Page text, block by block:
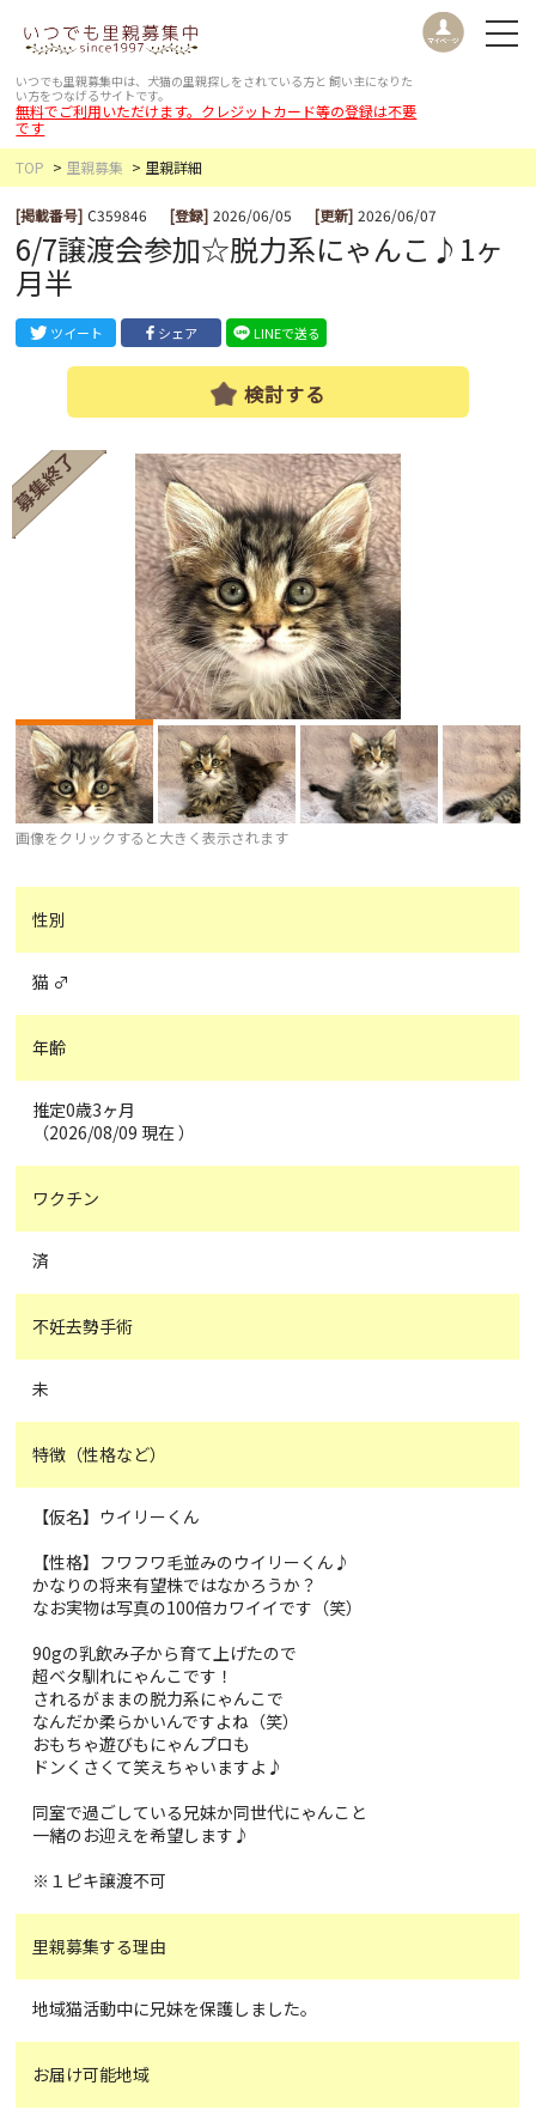
いつでも里親募集中は、犬猫の里親探しをされている方と 飼い主になりた
い方をつなげるサイトです。
無料でご利用いただけます。クレジットカード等の登録は不要
です
TOP
里親募集 里親詳細
[掲載番号] C359846 [登録] 2026/06/05 [更新] 2026/06/07
6/7譲渡会参加☆脱力系にゃんこ♪1ヶ
月半
ツイート シェア LINEで送る
検討する
画像をクリックすると大きく表示されます
性別
猫 ♂
年齢
推定0歳3ヶ月
（2026/08/09 現在 ）
ワクチン
済
不妊去勢手術
未
特徴（性格など）
【仮名】ウイリーくん
【性格】フワフワ毛並みのウイリーくん♪
かなりの将来有望株ではなかろうか？
なお実物は写真の100倍カワイイです（笑）
90gの乳飲み子から育て上げたので
超ベタ馴れにゃんこです！
されるがままの脱力系にゃんこで
なんだか柔らかいんですよね（笑）
おもちゃ遊びもにゃんプロも
ドンくさくて笑えちゃいますよ♪
同室で過ごしている兄妹か同世代にゃんこと
一緒のお迎えを希望します♪
※１ピキ譲渡不可
里親募集する理由
地域猫活動中に兄妹を保護しました。
お届け可能地域